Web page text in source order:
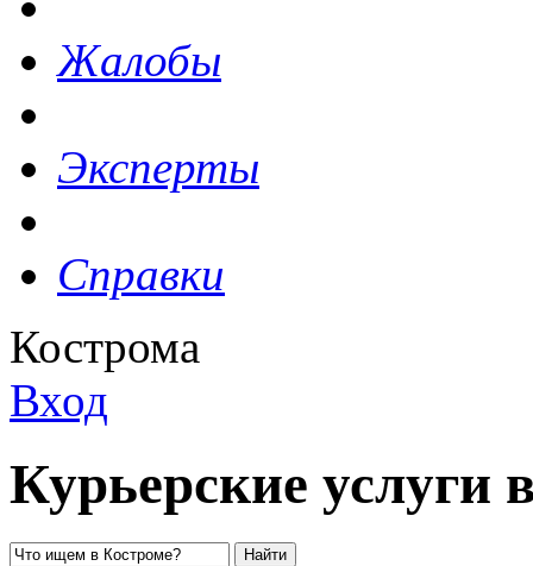
Жалобы
Эксперты
Справки
Кострома
Вход
Курьерские услуги